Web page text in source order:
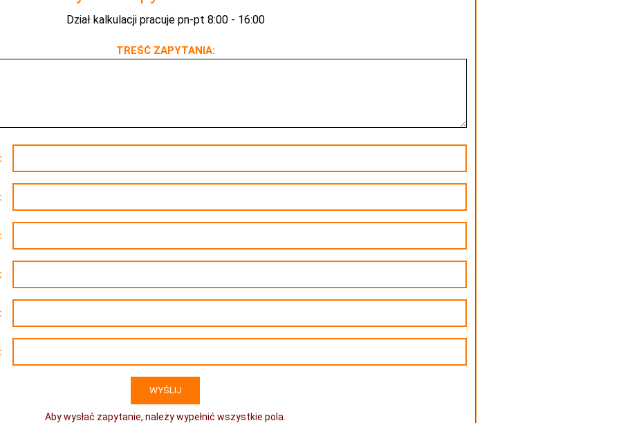
Dział kalkulacji pracuje pn-pt 8:00 - 16:00
TREŚĆ ZAPYTANIA:
Aby wysłać zapytanie, należy wypełnić wszystkie pola.